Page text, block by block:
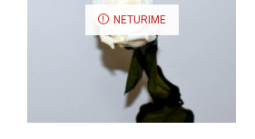
NETURIME